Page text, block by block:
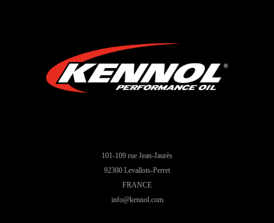
101-109 rue Jean-Jaurès
92300 Levallois-Perret
FRANCE
info@kennol.com